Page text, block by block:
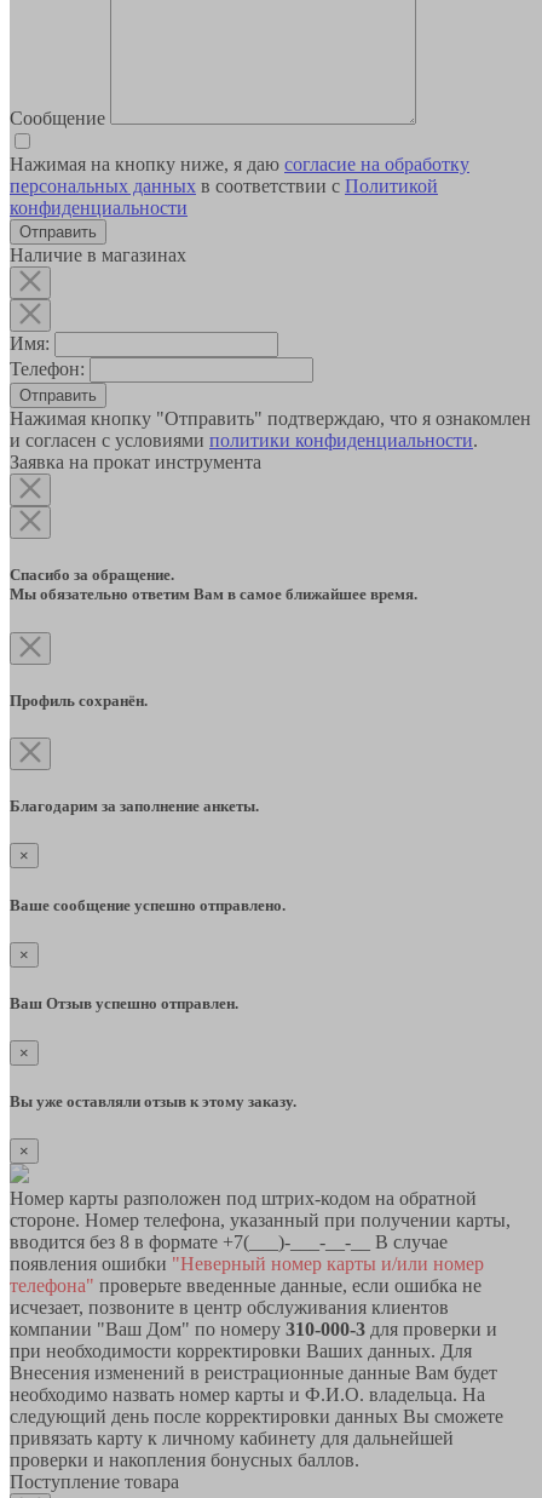
Сообщение
Нажимая на кнопку ниже, я даю согласие на обработку
персональных данных в соответствии с Политикой
конфиденциальности
Наличие в магазинах
Имя:
Телефон:
Отправить
Нажимая кнопку "Отправить" подтверждаю, что я ознакомлен
и согласен с условиями политики конфиденциальности.
Заявка на прокат инструмента
Спасибо за обращение.
Мы обязательно ответим Вам в самое ближайшее время.
Профиль сохранён.
Благодарим за заполнение анкеты.
×
Ваше сообщение успешно отправлено.
×
Ваш Отзыв успешно отправлен.
×
Вы уже оставляли отзыв к этому заказу.
×
Номер карты разположен под штрих-кодом на обратной
стороне. Номер телефона, указанный при получении карты,
вводится без 8 в формате +7(___)-___-__-__ В случае
появления ошибки "Неверный номер карты и/или номер
телефона" проверьте введенные данные, если ошибка не
исчезает, позвоните в центр обслуживания клиентов
компании "Ваш Дом" по номеру 310-000-3 для проверки и
при необходимости корректировки Ваших данных. Для
Внесения изменений в реистрационные данные Вам будет
необходимо назвать номер карты и Ф.И.О. владельца. На
следующий день после корректировки данных Вы сможете
привязать карту к личному кабинету для дальнейшей
проверки и накопления бонусных баллов.
Поступление товара